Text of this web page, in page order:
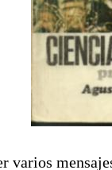
varios